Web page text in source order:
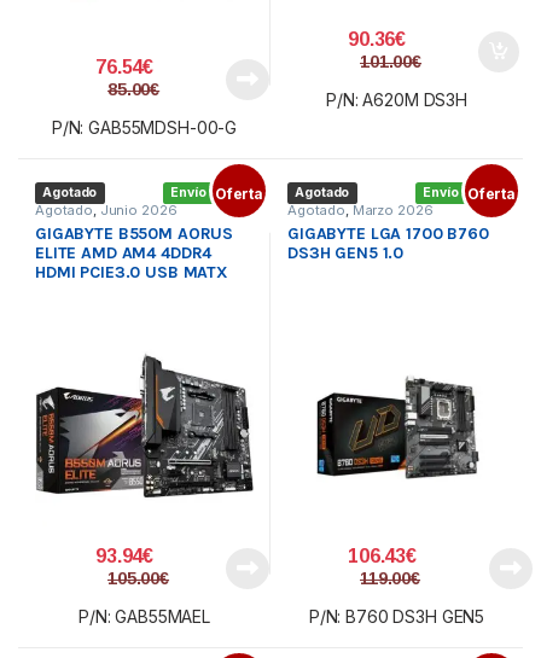
76.54€
85.00€
P/N: GAB55MDSH-00-G
90.36€
101.00€
P/N: A620M DS3H
Envío gratis
Agotado Oferta
Agotado, Junio 2026
GIGABYTE B550M AORUS
ELITE AMD AM4 4DDR4
HDMI PCIE3.0 USB MATX
93.94€
105.00€
P/N: GAB55MAEL
Envío gratis
Agotado Oferta
Agotado, Marzo 2026
GIGABYTE LGA 1700 B760
DS3H GEN5 1.0
106.43€
119.00€
P/N: B760 DS3H GEN5